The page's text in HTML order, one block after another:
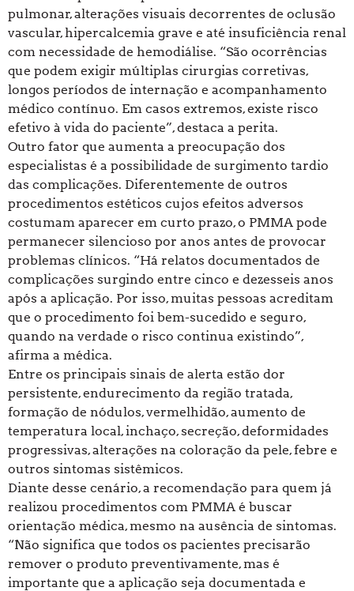
pulmonar, alterações visuais decorrentes de oclusão
vascular, hipercalcemia grave e até insuficiência renal
com necessidade de hemodiálise. “São ocorrências
que podem exigir múltiplas cirurgias corretivas,
longos períodos de internação e acompanhamento
médico contínuo. Em casos extremos, existe risco
efetivo à vida do paciente”, destaca a perita.
Outro fator que aumenta a preocupação dos
especialistas é a possibilidade de surgimento tardio
das complicações. Diferentemente de outros
procedimentos estéticos cujos efeitos adversos
costumam aparecer em curto prazo, o PMMA pode
permanecer silencioso por anos antes de provocar
problemas clínicos. “Há relatos documentados de
complicações surgindo entre cinco e dezesseis anos
após a aplicação. Por isso, muitas pessoas acreditam
que o procedimento foi bem-sucedido e seguro,
quando na verdade o risco continua existindo”,
afirma a médica.
Entre os principais sinais de alerta estão dor
persistente, endurecimento da região tratada,
formação de nódulos, vermelhidão, aumento de
temperatura local, inchaço, secreção, deformidades
progressivas, alterações na coloração da pele, febre e
outros sintomas sistêmicos.
Diante desse cenário, a recomendação para quem já
realizou procedimentos com PMMA é buscar
orientação médica, mesmo na ausência de sintomas.
“Não significa que todos os pacientes precisarão
remover o produto preventivamente, mas é
importante que a aplicação seja documentada e